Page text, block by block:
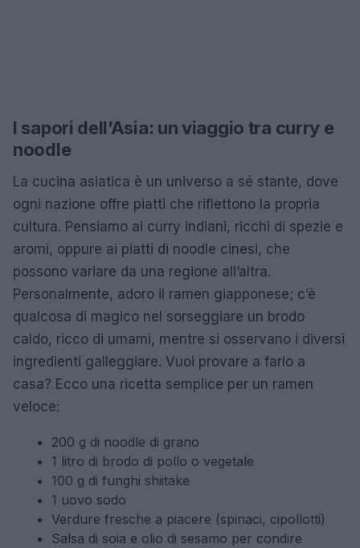
I sapori dell’Asia: un viaggio tra curry e
noodle
La cucina asiatica è un universo a sé stante, dove
ogni nazione offre piatti che riflettono la propria
cultura. Pensiamo ai curry indiani, ricchi di spezie e
aromi, oppure ai piatti di noodle cinesi, che
possono variare da una regione all’altra.
Personalmente, adoro il ramen giapponese; c’è
qualcosa di magico nel sorseggiare un brodo
caldo, ricco di umami, mentre si osservano i diversi
ingredienti galleggiare. Vuoi provare a farlo a
casa? Ecco una ricetta semplice per un ramen
veloce:
200 g di noodle di grano
1 litro di brodo di pollo o vegetale
100 g di funghi shiitake
1 uovo sodo
Verdure fresche a piacere (spinaci, cipollotti)
Salsa di soia e olio di sesamo per condire